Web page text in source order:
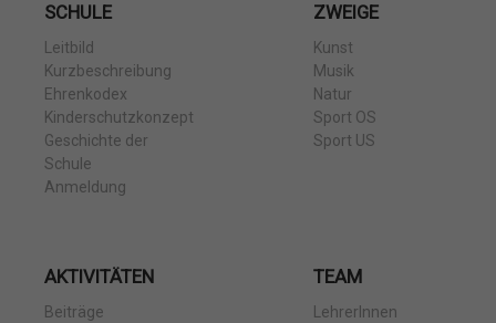
SCHULE
Leitbild
Kurzbeschreibung
Ehrenkodex
Kinderschutzkonzept
Geschichte der
Schule
Anmeldung
ZWEIGE
Kunst
Musik
Natur
Sport OS
Sport US
AKTIVITÄTEN
Beiträge
TEAM
LehrerInnen